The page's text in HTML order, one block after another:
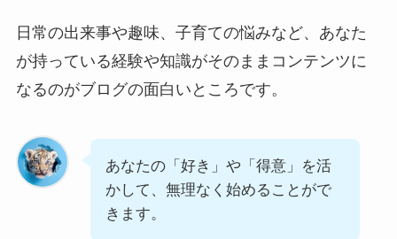
日常の出来事や趣味、子育ての悩みなど、あなた
が持っている経験や知識がそのままコンテンツに
なるのがブログの面白いところです。
あなたの「好き」や「得意」を活
かして、無理なく始めることがで
きます。